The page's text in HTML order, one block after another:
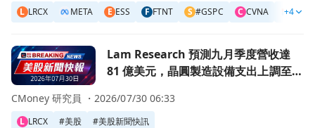
L LRCX META E ESS F FTNT S #GSPC C CVNA MSFT
+4
前往Lam Research 預測九月季度營收達 81 億美元，晶圓
Lam Research 預測九月季度營收達
81 億美元，晶圓製造設備支出上調至低
L LRCX #美股 #美股新聞快訊
CMoney 研究員 ・ 2026/07/30 06:33